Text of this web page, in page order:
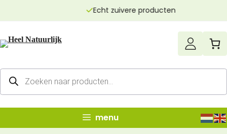
inhoud
Echt zuivere producten
Producten
zoeken
menu